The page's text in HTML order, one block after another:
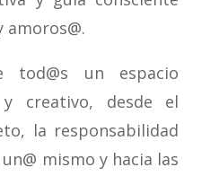
amoros@.
tod@s un espacio
creativo, desde el
la responsabilidad
mismo y hacia las